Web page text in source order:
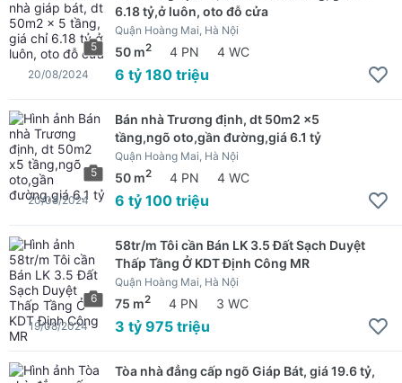
5
6.18 tỷ,ở luôn, oto đỗ cửa
Quận Hoàng Mai, Hà Nội
50 m2 4 PN 4 WC
6 tỷ 180 triệu
20/08/2024
5
Bán nhà Trương định, dt 50m2 x5
tầng,ngõ oto,gần đường,giá 6.1 tỷ
Quận Hoàng Mai, Hà Nội
50 m2 4 PN 4 WC
6 tỷ 100 triệu
20/08/2024
6
58tr/m Tôi cần Bán LK 3.5 Đất Sạch Duyệt
Thấp Tầng Ở KDT Định Công MR
Quận Hoàng Mai, Hà Nội
75 m2 4 PN 3 WC
3 tỷ 975 triệu
19/08/2024
Tòa nhà đẳng cấp ngõ Giáp Bát, giá 19.6 tỷ,